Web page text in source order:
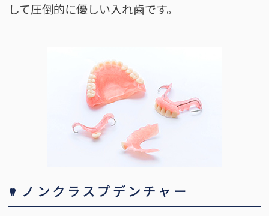
して圧倒的に優しい入れ歯です。
ノンクラスプデンチャー